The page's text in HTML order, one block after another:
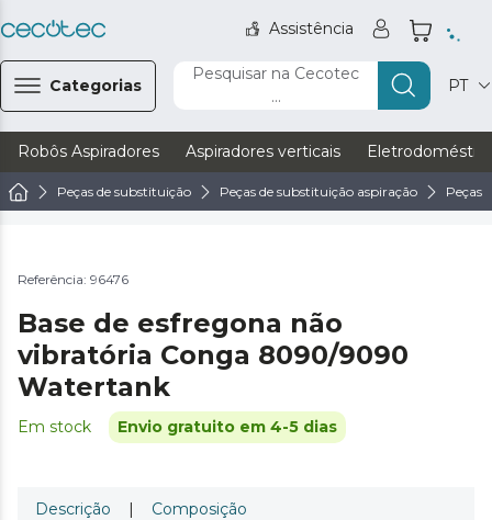
Assistência
Categorias
Pesquisar na Cecotec
...
PT
Robôs Aspiradores Aspiradores verticais
Peças de substituição Peças de substituição aspiração Peças
Referência: 96476
Base de esfregona não
vibratória Conga 8090/9090
Watertank
Em stock Envio gratuito em 4-5 dias
Descrição | Composição